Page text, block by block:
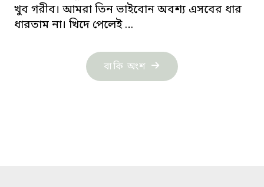
খুব গরীব। আমরা তিন ভাইবোন অবশ্য এসবের ধার
ধারতাম না। খিদে পেলেই …
বাকি অংশ "নাহিদা
আশরাফীর